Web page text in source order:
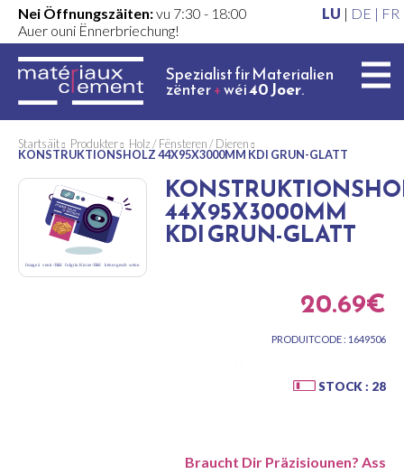
Nei Öffnungszäiten:vu 7:30 - 18:00
Auer ouni Ënnerbriechung!
LU | DE | FR
Spezialist fir Materialien
zënter+wéi40 Joer.
Startsäit Produkter Holz / Fënsteren / Dieren
KONSTRUKTIONSHOLZ 44X95X3000MM KDI GRUN-GLATT
44X95X3000MM
KDI GRUN-GLATT
20.69€
PRODUITCODE : 1649506
STOCK : 28
Braucht Dir Präzisiounen? Ass